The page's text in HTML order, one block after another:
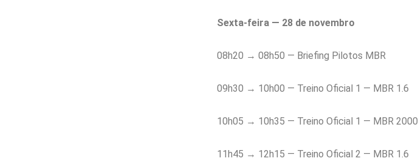
Sexta-feira — 28 de novembro
08h20 → 08h50 — Briefing Pilotos MBR
09h30 → 10h00 — Treino Oficial 1 — MBR 1.6
10h05 → 10h35 — Treino Oficial 1 — MBR 2000
11h45 → 12h15 — Treino Oficial 2 — MBR 1.6